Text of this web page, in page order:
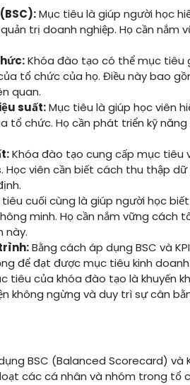
Mục tiêu là giúp người học
trị doanh nghiệp. Họ cần nắm
Khóa đào tạo có thể mục tiêu
tổ chức của họ. Điều này bao
quan.
suất:Mục tiêu là giúp học viên
tổ chức. Họ cần phát triển kỹ
Khóa đào tạo cung cấp mục tiêu
Học viên cần biết cách thu thập
cuối cùng là giúp người học
minh. Họ cần nắm vững cách
này.
Bằng cách áp dụng BSC và
để đạt được mục tiêu kinh doanh.
tiêu của khóa đào tạo là khuyến
không ngừng và duy trì sự cân
BSC (Balanced Scorecard) và
các cá nhân và nhóm trong tổ